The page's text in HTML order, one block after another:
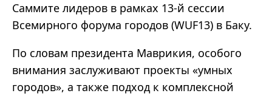
Саммите лидеров в рамках 13-й сессии
Всемирного форума городов (WUF13) в Баку.
По словам президента Маврикия, особого
внимания заслуживают проекты «умных
городов», а также подход к комплексной